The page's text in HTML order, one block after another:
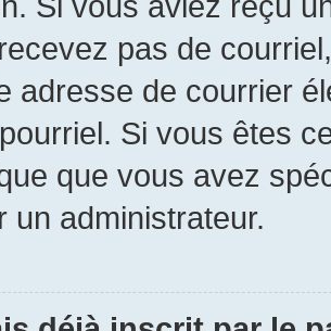
pas de
adresse de courrier
Si vous êtes
que vous avez
un administrateur.